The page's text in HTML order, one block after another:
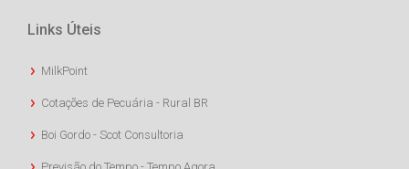
Links Úteis
MilkPoint
Cotações de Pecuária - Rural BR
Boi Gordo - Scot Consultoria